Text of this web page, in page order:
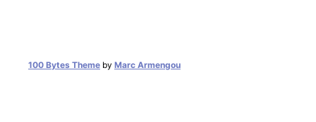
100 Bytes Theme by Marc Armengou